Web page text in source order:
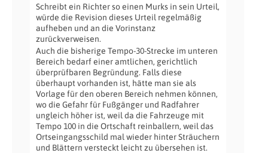
Schreibt ein Richter so einen Murks in sein Urteil,
würde die Revision dieses Urteil regelmäßig
aufheben und an die Vorinstanz
zurückverweisen.
Auch die bisherige Tempo-30-Strecke im unteren
Bereich bedarf einer amtlichen, gerichtlich
überprüfbaren Begründung. Falls diese
überhaupt vorhanden ist, hätte man sie als
Vorlage für den oberen Bereich nehmen können,
wo die Gefahr für Fußgänger und Radfahrer
ungleich höher ist, weil da die Fahrzeuge mit
Tempo 100 in die Ortschaft reinballern, weil das
Ortseingangsschild mal wieder hinter Sträuchern
und Blättern versteckt leicht zu übersehen ist.